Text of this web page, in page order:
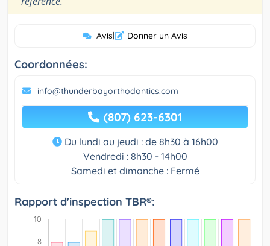
Avis| Donner un Avis
Coordonnées:
info@thunderbayorthodontics.com
(807) 623-6301
Du lundi au jeudi : de 8h30 à 16h00
Vendredi : 8h30 - 14h00
Samedi et dimanche : Fermé
Rapport d'inspection TBR®: